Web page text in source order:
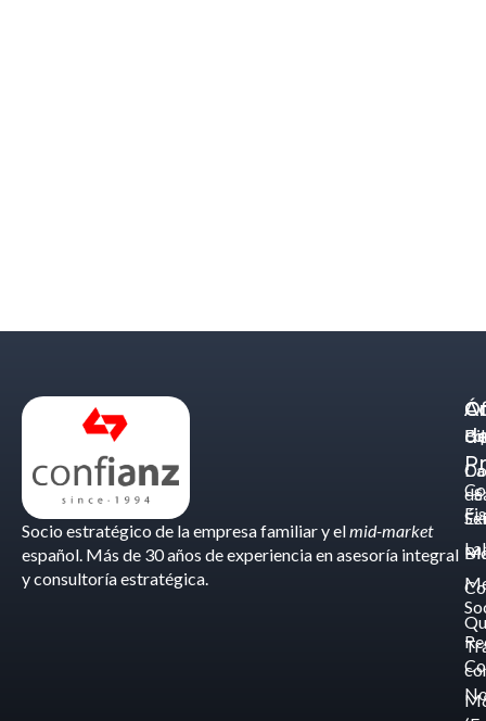
Socio estratégico de la empresa familiar y elmid-market
español. Más de 30 años de experiencia en asesoría integral
y consultoría estratégica.
de
-